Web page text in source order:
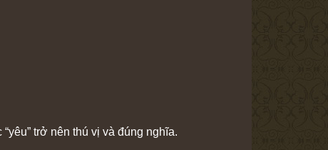
trở nên thú vị và đúng nghĩa.